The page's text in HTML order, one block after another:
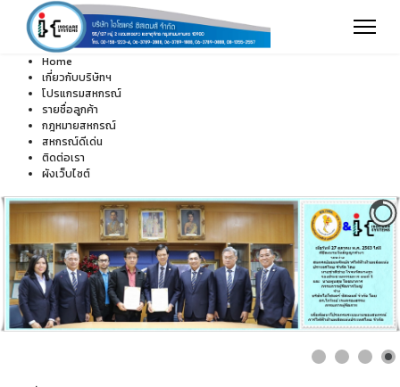
Home
เกี่ยวกับบริษัทฯ
โปรแกรมสหกรณ์
รายชื่อลูกค้า
กฎหมายสหกรณ์
สหกรณ์ดีเด่น
ติดต่อเรา
ผังเว็บไซต์